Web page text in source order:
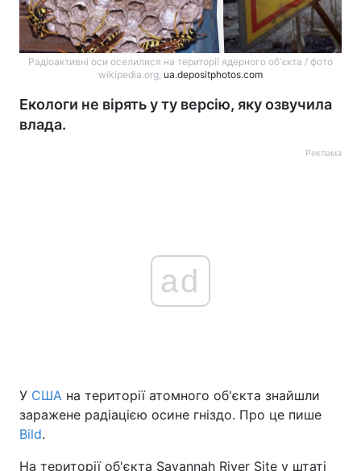
Радіоактивні оси оселилися на території ядерного об'єкта / фото
wikipedia.org, ua.depositphotos.com
Екологи не вірять у ту версію, яку озвучила
влада.
Реклама
ad
У США на території атомного об'єкта знайшли
заражене радіацією осине гніздо. Про це пише
Bild.
На території об'єкта Savannah River Site у штаті